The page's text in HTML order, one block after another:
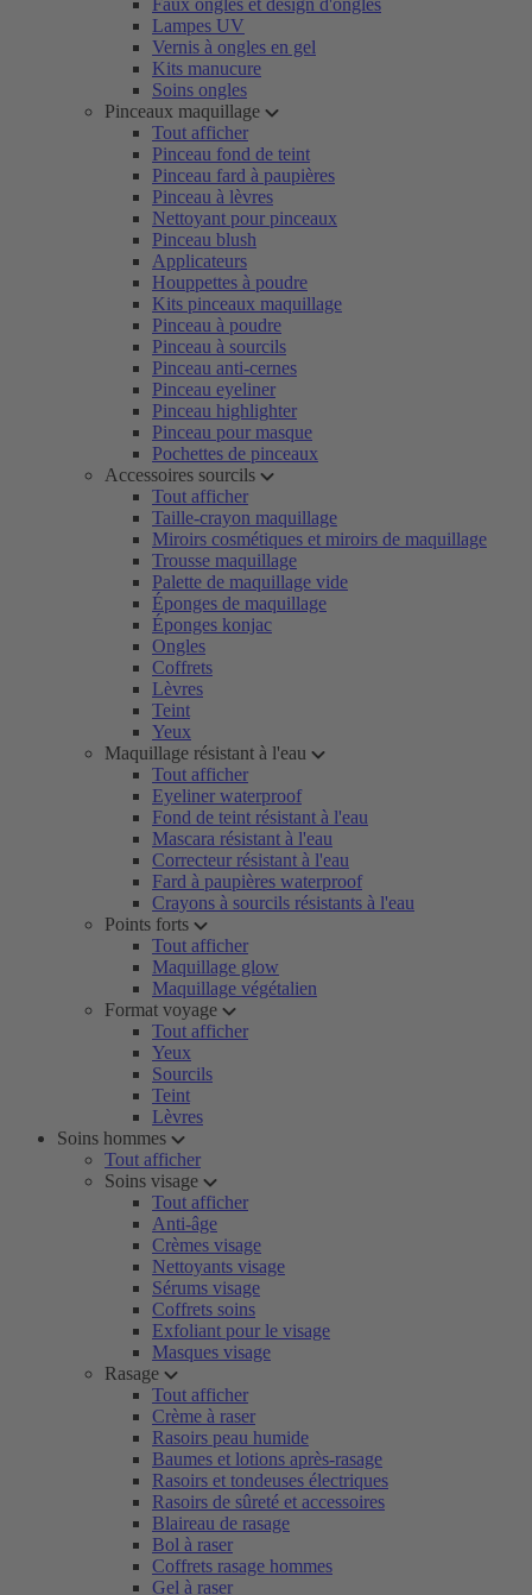
Faux ongles et design d'ongles
Lampes UV
Vernis à ongles en gel
Kits manucure
Soins ongles
Pinceaux maquillage
Tout afficher
Pinceau fond de teint
Pinceau fard à paupières
Pinceau à lèvres
Nettoyant pour pinceaux
Pinceau blush
Applicateurs
Houppettes à poudre
Kits pinceaux maquillage
Pinceau à poudre
Pinceau à sourcils
Pinceau anti-cernes
Pinceau eyeliner
Pinceau highlighter
Pinceau pour masque
Pochettes de pinceaux
Accessoires sourcils
Tout afficher
Taille-crayon maquillage
Miroirs cosmétiques et miroirs de maquillage
Trousse maquillage
Palette de maquillage vide
Éponges de maquillage
Éponges konjac
Ongles
Coffrets
Lèvres
Teint
Yeux
Maquillage résistant à l'eau
Tout afficher
Eyeliner waterproof
Fond de teint résistant à l'eau
Mascara résistant à l'eau
Correcteur résistant à l'eau
Fard à paupières waterproof
Crayons à sourcils résistants à l'eau
Points forts
Tout afficher
Maquillage glow
Maquillage végétalien
Format voyage
Tout afficher
Yeux
Sourcils
Teint
Lèvres
Soins hommes
Tout afficher
Soins visage
Tout afficher
Anti-âge
Crèmes visage
Nettoyants visage
Sérums visage
Coffrets soins
Exfoliant pour le visage
Masques visage
Rasage
Tout afficher
Crème à raser
Rasoirs peau humide
Baumes et lotions après-rasage
Rasoirs et tondeuses électriques
Rasoirs de sûreté et accessoires
Blaireau de rasage
Bol à raser
Coffrets rasage hommes
Gel à raser